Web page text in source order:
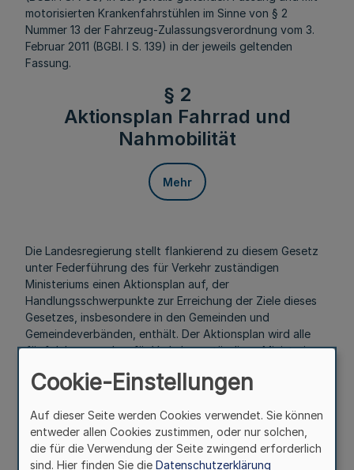
motorisierten Krankenfahrstühlen im Sinne von § 2
Nummer 13 der Fahrzeug-Zulassungsverordnung vom 3.
Februar 2011 (BGBl. I S. 139) in der jeweils geltenden
Fassung.
§ 2
Aktionsplan Fahrrad und
Nahmobilität
Mehr
Die Landesregierung stellt flankierend zu diesem Gesetz
unter Federführung des für Verkehr zuständigen
Ministeriums einen Aktionsplan auf, der
Handlungsschwerpunkte zur Erreichung der Ziele dieses
Gesetzes, insbesondere in den Gemeinden und
Gemeindeverbänden, enthält. Der Aktionsplan wird alle
fünf Jahre von dem für Verkehr zuständigen Ministerium
Ministerien evaluiert.
§ 3
Förderprogramm Nahmobilität
Cookie-Einstellungen
Auf dieser Seite werden Cookies verwendet. Sie können
entweder allen Cookies zustimmen, oder nur solchen,
die für die Verwendung der Seite zwingend erforderlich
sind. Hier finden Sie die Datenschutzerklärung